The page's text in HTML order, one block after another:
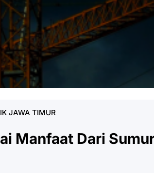
JAWA TIMUR
Manfaat Dari